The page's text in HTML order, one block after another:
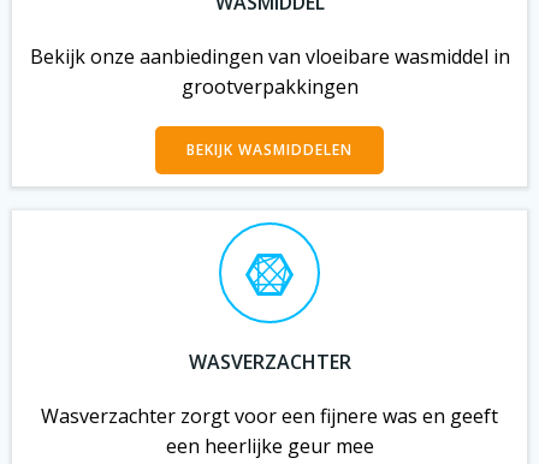
Bekijk onze aanbiedingen van vloeibare wasmiddel in
grootverpakkingen
BEKIJK WASMIDDELEN
WASVERZACHTER
Wasverzachter zorgt voor een fijnere was en geeft
een heerlijke geur mee